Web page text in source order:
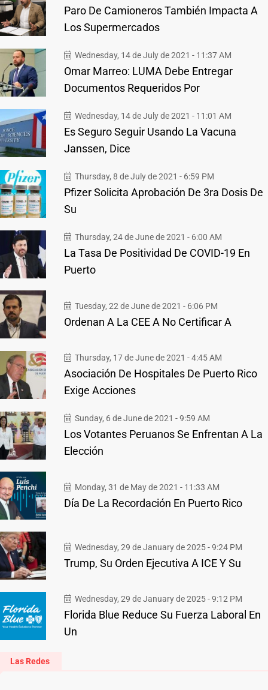
Paro De Camioneros También Impacta A
Los Supermercados
Wednesday, 14 de July de 2021 - 11:37 AM
Omar Marreo: LUMA Debe Entregar
Documentos Requeridos Por
Wednesday, 14 de July de 2021 - 11:01 AM
Es Seguro Seguir Usando La Vacuna
Janssen, Dice
Thursday, 8 de July de 2021 - 6:59 PM
Pfizer Solicita Aprobación De 3ra Dosis De
Su
Thursday, 24 de June de 2021 - 6:00 AM
La Tasa De Positividad De COVID-19 En
Puerto
Tuesday, 22 de June de 2021 - 6:06 PM
Ordenan A La CEE A No Certificar A
Thursday, 17 de June de 2021 - 4:45 AM
Asociación De Hospitales De Puerto Rico
Exige Acciones
Sunday, 6 de June de 2021 - 9:59 AM
Los Votantes Peruanos Se Enfrentan A La
Elección
Monday, 31 de May de 2021 - 11:33 AM
Día De La Recordación En Puerto Rico
Wednesday, 29 de January de 2025 - 9:24 PM
Trump, Su Orden Ejecutiva A ICE Y Su
Wednesday, 29 de January de 2025 - 9:12 PM
Florida Blue Reduce Su Fuerza Laboral En
Un
Las Redes